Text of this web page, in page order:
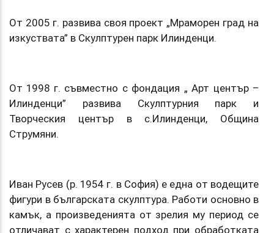
От 2005 г. развива своя проект „Мраморен град на
изкуствата” в Скулптурен парк Илинденци.
От 1998 г. съвместно с фондация „ Арт център –
Илинденци” развива Скулптурния парк и
Творческия център в с.Илинденци, Община
Струмяни.
Иван Русев (р. 1954 г. в София) е една от водещите
фигури в българската скулптура. Работи основно в
камък, а произведенията от зрелия му период се
отличават с характерен подход при обработката